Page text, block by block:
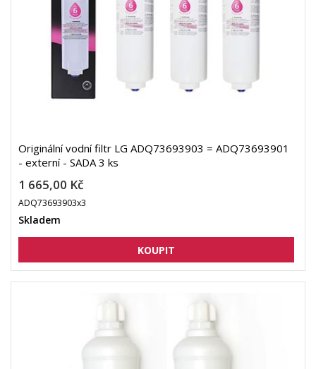
Originální vodní filtr LG ADQ73693903 = ADQ73693901
- externí - SADA 3 ks
1 665,00 Kč
ADQ73693903x3
Skladem